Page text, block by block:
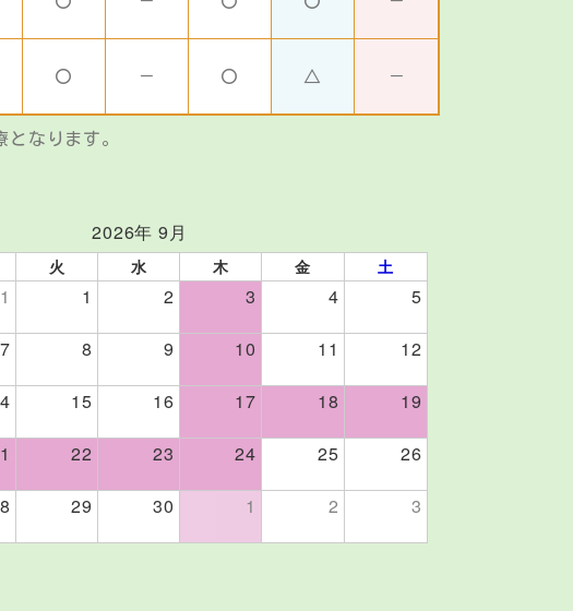
〇 － 〇 △ －
なります。
2026年 9月
火 水 木 金 土
1 2 3 4 5
7 8 9 10 11 12
15 16 17 18 19
22 23 24 25 26
29 30 1 2 3